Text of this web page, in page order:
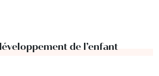
de l’enfant